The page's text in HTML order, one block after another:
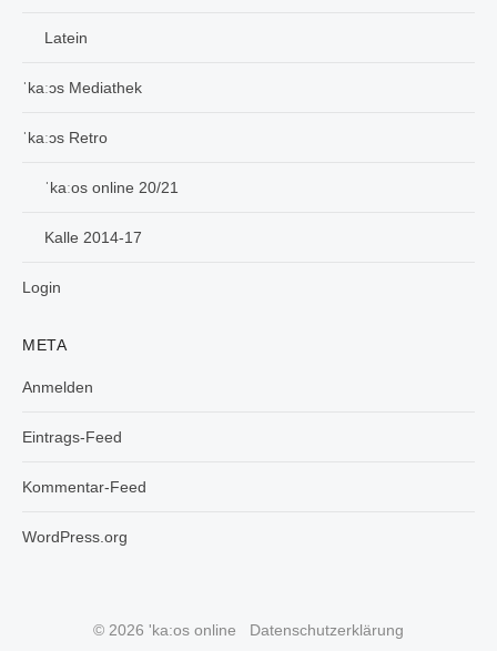
Latein
ˈkaːɔs Mediathek
ˈkaːɔs Retro
ˈkaːos online 20/21
Kalle 2014-17
Login
META
Anmelden
Eintrags-Feed
Kommentar-Feed
WordPress.org
© 2026 'ka:os online
Datenschutzerklärung